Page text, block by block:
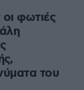
φωτιές
του